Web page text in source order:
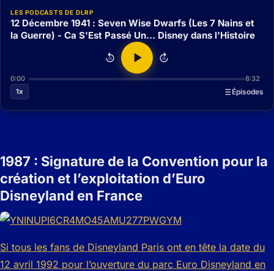
LES PODCASTS DE DLRP
12 Décembre 1941 : Seven Wise Dwarfs (Les 7 Nains et
la Guerre) - Ca S'Est Passé Un... Disney dans l'Histoire
15 15
0:00
8:32
1x
Épisodes
1987 : Signature de la Convention pour la
création et l’exploitation d’Euro
Disneyland en France
Si tous les fans de Disneyland Paris ont en tête la date du
12 avril 1992 pour l’ouverture du parc Euro Disneyland en